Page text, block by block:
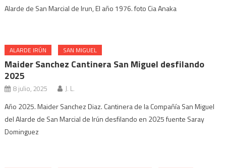
Alarde de San Marcial de Irun, El año 1976. foto Cia Anaka
ALARDE IRÚN SAN MIGUEL
Maider Sanchez Cantinera San Miguel desfilando
2025
8 julio, 2025 J. L.
Año 2025. Maider Sanchez Diaz. Cantinera de la Compañía San Miguel
del Alarde de San Marcial de Irún desfilando en 2025 fuente Saray
Dominguez